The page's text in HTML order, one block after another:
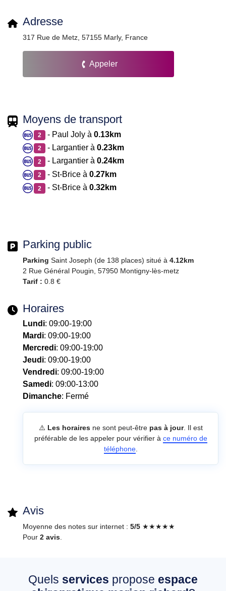
Adresse
317 Rue de Metz, 57155 Marly, France
Appeler
Moyens de transport
2 - Paul Joly à 0.13km
2 - Largantier à 0.23km
2 - Largantier à 0.24km
2 - St-Brice à 0.27km
2 - St-Brice à 0.32km
Parking public
Parking Saint Joseph (de 138 places) situé à 4.12km
2 Rue Général Pougin, 57950 Montigny-lès-metz
Tarif : 0.8 €
Horaires
Lundi: 09:00-19:00
Mardi: 09:00-19:00
Mercredi: 09:00-19:00
Jeudi: 09:00-19:00
Vendredi: 09:00-19:00
Samedi: 09:00-13:00
Dimanche: Fermé
⚠️ Les horairesne sont peut-être pas à jour. Il est
préférable de les appeler pour vérifier à ce numéro de
téléphone.
Avis
Moyenne des notes sur internet : 5/5 ★★★★★
Pour 2 avis
Quels services propose espace